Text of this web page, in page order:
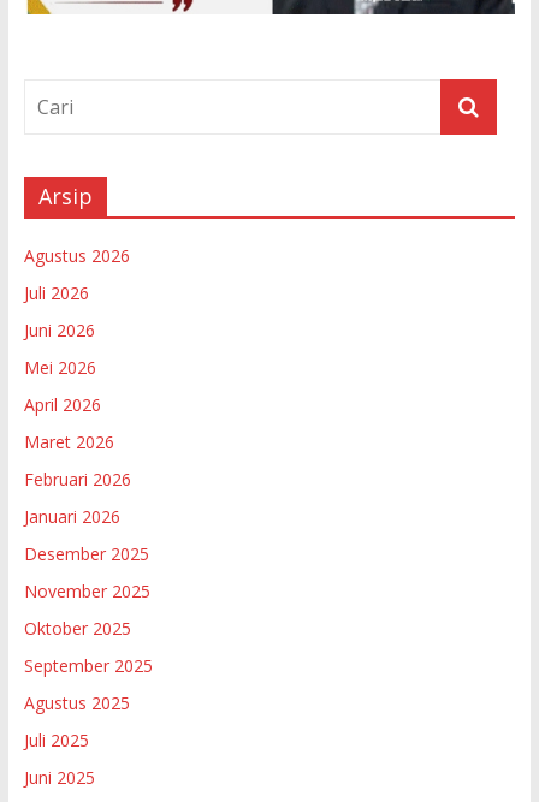
Arsip
Agustus 2026
Juli 2026
Juni 2026
Mei 2026
April 2026
Maret 2026
Februari 2026
Januari 2026
Desember 2025
November 2025
Oktober 2025
September 2025
Agustus 2025
Juli 2025
Juni 2025